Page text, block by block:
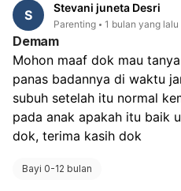
S Stevani juneta Desri
Parenting 1 bulan yang lalu
Demam
Mohon maaf dok mau
panas badannya di waktu
subuh setelah itu normal
pada anak apakah itu baik
dok, terima kasih dok
Bayi 0-12 bulan